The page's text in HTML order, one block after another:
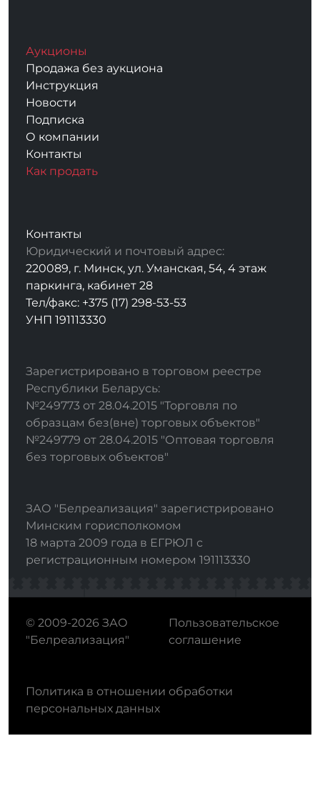
Аукционы
Продажа без аукциона
Инструкция
Новости
Подписка
О компании
Контакты
Как продать
Контакты
Юридический и почтовый адрес:
220089, г. Минск, ул. Уманская, 54, 4 этаж
паркинга, кабинет 28
Тел/факс: +375 (17) 298-53-53
УНП 191113330
Зарегистрировано в торговом реестре
Республики Беларусь:
№249773 от 28.04.2015 "Торговля по
образцам без(вне) торговых объектов"
№249779 от 28.04.2015 "Оптовая торговля
без торговых объектов"
ЗАО "Белреализация" зарегистрировано
Минским горисполкомом
18 марта 2009 года в ЕГРЮЛ с
регистрационным номером 191113330
© 2009-2026 ЗАО
"Белреализация"
Пользовательское
соглашение
Политика в отношении обработки
персональных данных